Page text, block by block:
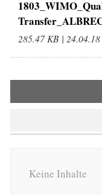
285.47 KB |
Keine Inhalte